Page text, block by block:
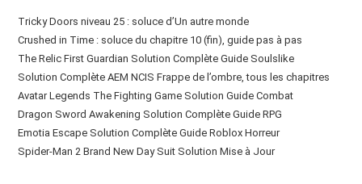
Tricky Doors niveau 25 : soluce d’Un autre monde
Crushed in Time : soluce du chapitre 10 (fin), guide pas à pas
The Relic First Guardian Solution Complète Guide Soulslike
Solution Complète AEM NCIS Frappe de l’ombre, tous les chapitres
Avatar Legends The Fighting Game Solution Guide Combat
Dragon Sword Awakening Solution Complète Guide RPG
Emotia Escape Solution Complète Guide Roblox Horreur
Spider-Man 2 Brand New Day Suit Solution Mise à Jour